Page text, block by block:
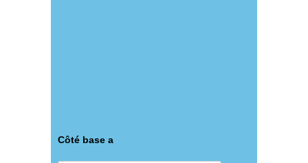
Côté base a